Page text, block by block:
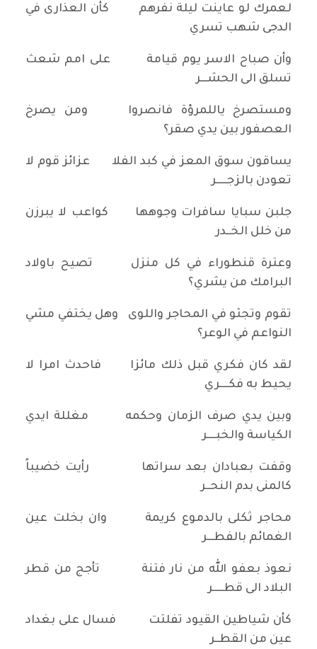
لعمرك لو عاينت ليلة نفرهم كأن العذارى في
الدجى شهب تسري
وأن صباح الاسر يوم قيامة على امم شعث
تسلق الى الحشـــر
ومستصرخ ياللمرؤة فانصروا ومن يصرخ
العصفور بين يدي صقر؟
يساقون سوق المعز في كبد الفلا عزائز قوم لا
تعودن بالزجـــــر
جلبن سبايا سافرات وجوهها كواعب لا يبرزن
من خلل الخــدر
وعترة قنطوراء في كل منزل تصيح باولاد
البرامك من يشري؟
تقوم وتجثو في المحاجر واللوى وهل يختفي مشي
النواعم في الوعر؟
لقد كان فكري قبل ذلك مائزا فاحدث امرا لا
يحيط به فكــــري
وبين يدي صرف الزمان وحكمه مغللة ايدي
الكياسة والخبــــر
وقفت بعبادان بعد سراتها رأيت خضيباً
كالمنى بدم النحــر
محاجر ثكلى بالدموع كريمة وان بخلت عين
الغمائم بالفطـــر
نعوذ بعفو الله من نار فتنة تأجج من قطر
البلاد الى قطـــــر
كأن شياطين القيود تفلتت فسال على بغداد
عين من القطــر